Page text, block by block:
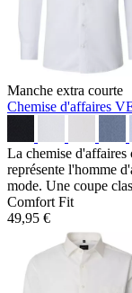
Manche extra courte
Chemise d'affaires
La chemise
représente l'homme
mode. Une coupe
Comfort Fit
49,95 €